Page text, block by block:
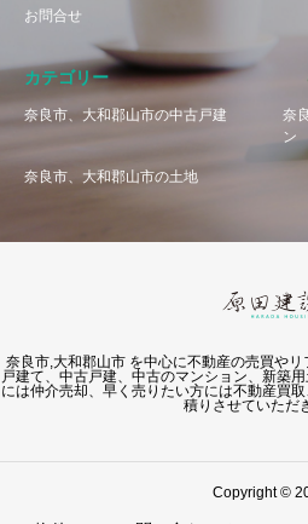
お問合せ
カテゴリー
奈良市、大和郡山市の中古戸建
奈
ン
奈良市、大和郡山市の土地
奈良市,大和郡山市 を中心に不動産の売買や
戸建て、中古戸建、中古のマンション、新築
には仲介売却、早く売りたい方には不動産買
積りさせていただ
Copyright ©